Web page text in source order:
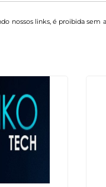
nossos links, é proibida sem